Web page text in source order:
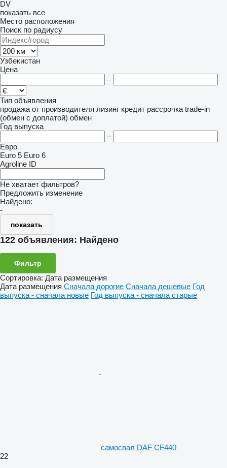
DV
показать все
Место расположения
Поиск по радиусу
Узбекистан
Цена
–
Тип объявления
продажа от производителя лизинг кредит рассрочка trade-in
(обмен с доплатой) обмен
Год выпуска
–
Евро
Euro 5 Euro 6
Agroline ID
Не хватает фильтров?
Предложить изменение
Найдено:
-
показать
122 объявления: Найдено
Фильтр
Сортировка: Дата размещения
Дата размещения Сначала дорогие Сначала дешевые Год
выпуска - сначала новые Год выпуска - сначала старые
самосвал DAF CF440
22